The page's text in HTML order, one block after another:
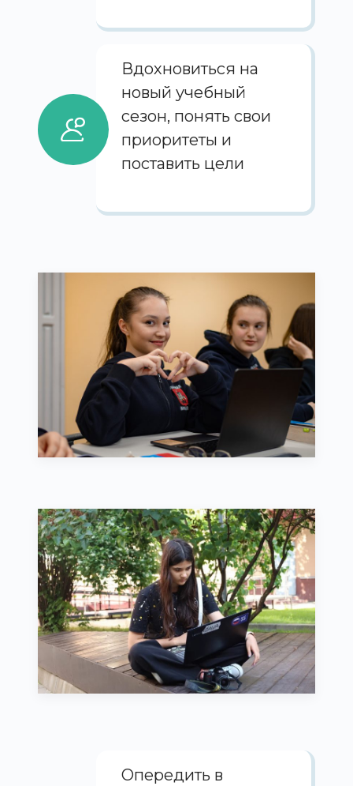
Вдохновиться на
новый учебный
сезон, понять свои
приоритеты и
поставить цели
Опередить в